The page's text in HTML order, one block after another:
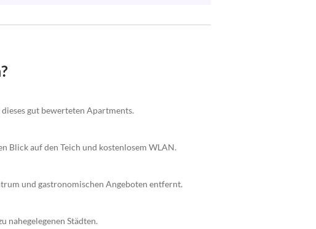
gut bewerteten Apartments.
Blick auf den Teich und kostenlosem WLAN.
und gastronomischen Angeboten entfernt.
nahegelegenen Städten.